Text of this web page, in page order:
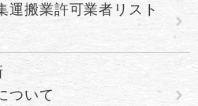
運搬業許可業者リスト
ついて